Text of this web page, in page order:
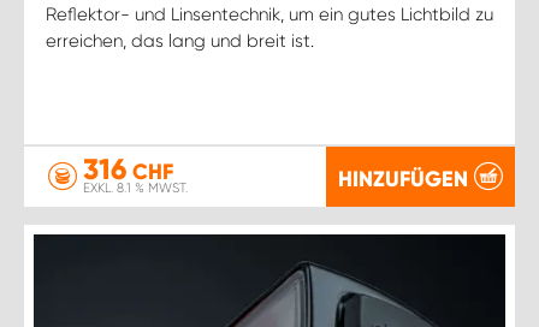
Reflektor- und Linsentechnik, um ein gutes Lichtbild zu
erreichen, das lang und breit ist.
316 CHF
EXKL. 8.1 % MWST. HINZUFÜGEN